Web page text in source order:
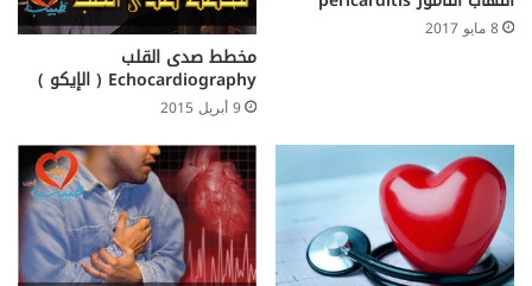
8 مايو 2017
مخطط صدى القلب
Echocardiography ( الإيكو )
9 أبريل 2015